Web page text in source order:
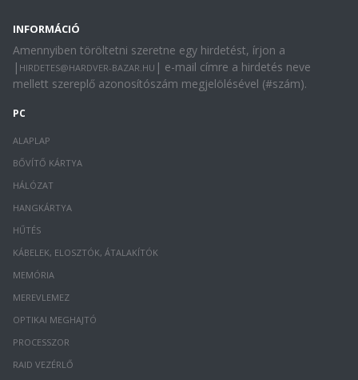
INFORMÁCIÓ
Amennyiben töröltetni szeretne egy hirdetést, írjon a
| HIRDETES@HARDVER-BAZAR.HU | e-mail címre a hirdetés neve
mellett szereplő azonosítószám megjelölésével (#szám).
PC
ALAPLAP
BŐVÍTŐ KÁRTYA
HÁLÓZAT
HANGKÁRTYA
HŰTÉS
KÁBELEK, ELOSZTÓK, ÁTALAKÍTÓK
MEMÓRIA
MEREVLEMEZ
OPTIKAI MEGHAJTÓ
PROCESSZOR
RAID VEZÉRLŐ